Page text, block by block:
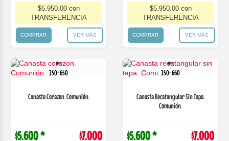
$5.950.00 con
TRANSFERENCIA
COMPRAR VER MÁS
$5.950.00 con
TRANSFERENCIA
COMPRAR VER MÁS
350-650
Canasta Corazon. Comunión.
$5.600 * $7.000
350-660
Canasta Recatangular Sin Tapa.
Comunión.
$5.600 * $7.000